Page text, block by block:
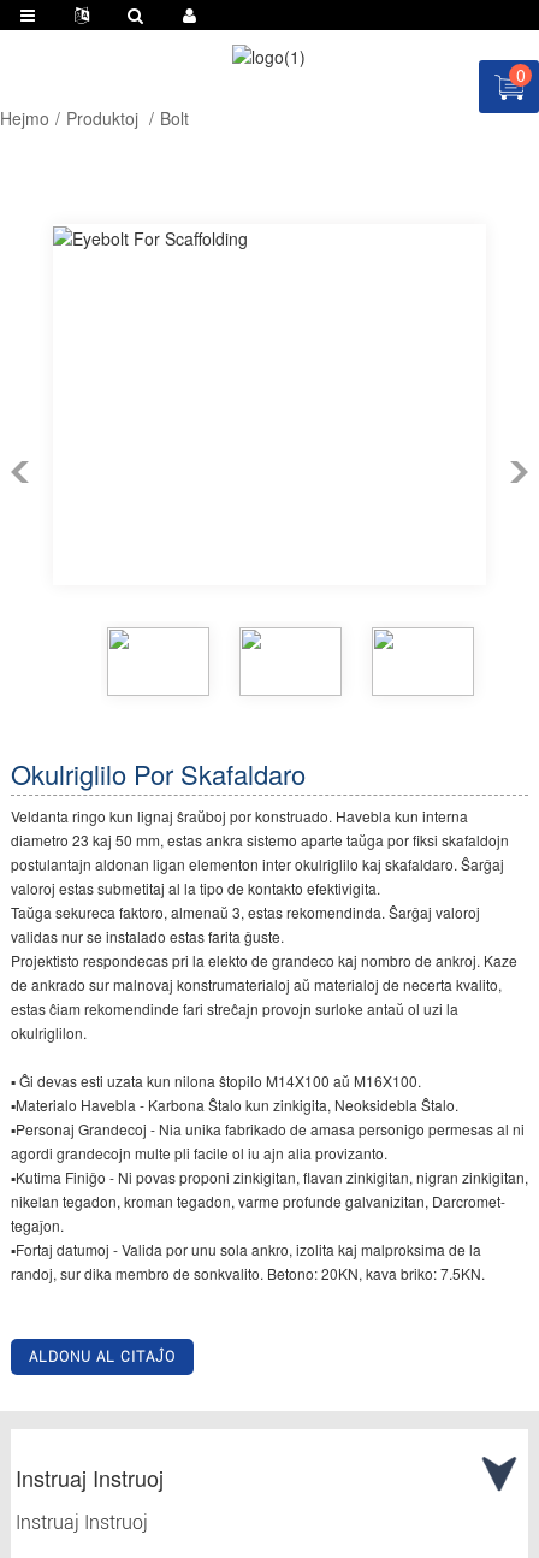
0
Hejmo
Produktoj Bolt
Okulriglilo Por Skafaldaro
Veldanta ringo kun lignaj ŝraŭboj por konstruado. Havebla kun interna
diametro 23 kaj 50 mm, estas ankra sistemo aparte taŭga por fiksi skafaldojn
postulantajn aldonan ligan elementon inter okulriglilo kaj skafaldaro. Ŝarĝaj
valoroj estas submetitaj al la tipo de kontakto efektivigita.
Taŭga sekureca faktoro, almenaŭ 3, estas rekomendinda. Ŝarĝaj valoroj
validas nur se instalado estas farita ĝuste.
Projektisto respondecas pri la elekto de grandeco kaj nombro de ankroj. Kaze
de ankrado sur malnovaj konstrumaterialoj aŭ materialoj de necerta kvalito,
estas ĉiam rekomendinde fari streĉajn provojn surloke antaŭ ol uzi la
okulriglilon.
▪ Ĝi devas esti uzata kun nilona ŝtopilo M14X100 aŭ M16X100.
▪Materialo Havebla - Karbona Ŝtalo kun zinkigita, Neoksidebla Ŝtalo.
▪Personaj Grandecoj - Nia unika fabrikado de amasa personigo permesas al ni
agordi grandecojn multe pli facile ol iu ajn alia provizanto.
▪Kutima Finiĝo - Ni povas proponi zinkigitan, flavan zinkigitan, nigran zinkigitan,
nikelan tegadon, kroman tegadon, varme profunde galvanizitan, Darcromet-
tegaĵon.
▪Fortaj datumoj - Valida por unu sola ankro, izolita kaj malproksima de la
randoj, sur dika membro de sonkvalito. Betono: 20KN, kava briko: 7.5KN.
ALDONU AL CITAĴO
Instruaj Instruoj
Instruaj Instruoj